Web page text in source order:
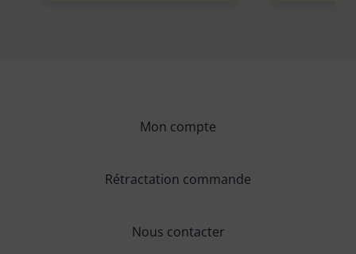
Mon compte
Rétractation commande
Nous contacter